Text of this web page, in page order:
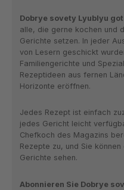
Dobrye sovety Lyublyu
alle, die gerne kochen und
Gerichte setzen. In jeder
von Lesern geschickt
Familiengerichte und
Rezeptideen aus fernen
Horizonte eröffnen.
Jedes Rezept ist einfach
jedes Gericht leicht
Chefkoch des Magazins
Rezepte zu, und Sie können
Gerichte sehen.
Abonnieren Sie Dobrye